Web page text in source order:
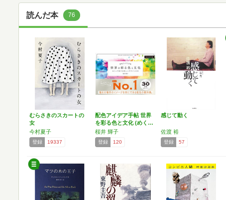
読んだ本 76
むらさきのスカートの
女
今村夏子
登録 19337
配色アイデア手帖 世界
を彩る色と文化 (めく…
桜井 輝子
登録 120
感じて動く
佐渡 裕
登録 57